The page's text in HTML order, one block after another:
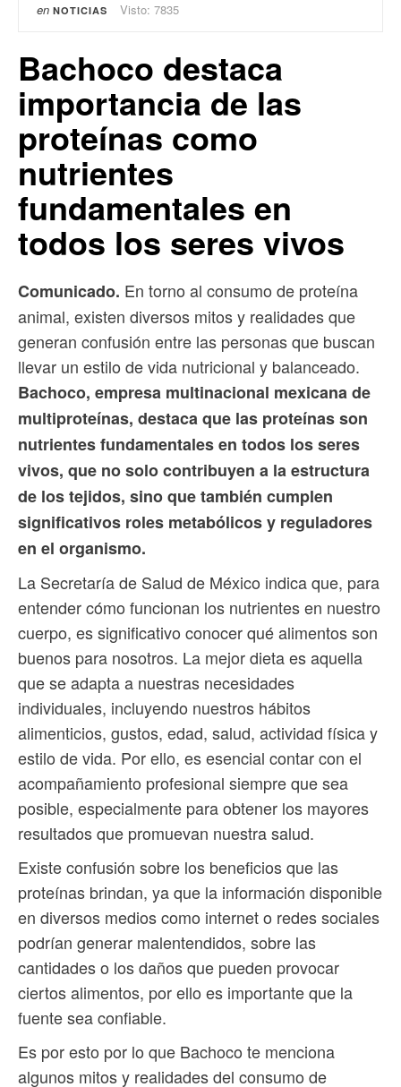
en NOTICIAS Visto: 7835
Bachoco destaca
importancia de las
proteínas como
nutrientes
fundamentales en
todos los seres vivos
Comunicado. En torno al consumo de proteína
animal, existen diversos mitos y realidades que
generan confusión entre las personas que buscan
llevar un estilo de vida nutricional y balanceado.
Bachoco, empresa multinacional mexicana de
multiproteínas, destaca que las proteínas son
nutrientes fundamentales en todos los seres
vivos, que no solo contribuyen a la estructura
de los tejidos, sino que también cumplen
significativos roles metabólicos y reguladores
en el organismo.
La Secretaría de Salud de México indica que, para
entender cómo funcionan los nutrientes en nuestro
cuerpo, es significativo conocer qué alimentos son
buenos para nosotros. La mejor dieta es aquella
que se adapta a nuestras necesidades
individuales, incluyendo nuestros hábitos
alimenticios, gustos, edad, salud, actividad física y
estilo de vida. Por ello, es esencial contar con el
acompañamiento profesional siempre que sea
posible, especialmente para obtener los mayores
resultados que promuevan nuestra salud.
Existe confusión sobre los beneficios que las
proteínas brindan, ya que la información disponible
en diversos medios como internet o redes sociales
podrían generar malentendidos, sobre las
cantidades o los daños que pueden provocar
ciertos alimentos, por ello es importante que la
fuente sea confiable.
Es por esto por lo que Bachoco te menciona
algunos mitos y realidades del consumo de